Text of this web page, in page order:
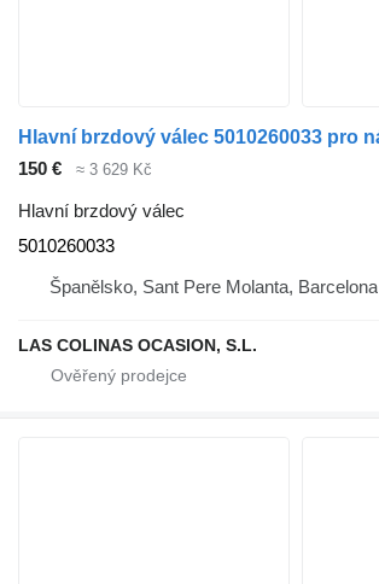
150 € ≈ 3 629 Kč
Hlavní brzdový válec
5010260033
Španělsko, Sant Pere Molanta, Barcelona
LAS COLINAS OCASION, S.L.